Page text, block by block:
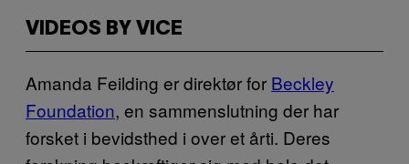
VIDEOS BY VICE
Amanda Feilding er direktør for Beckley
Foundation, en sammenslutning der har
forsket i bevidsthed i over et årti. Deres